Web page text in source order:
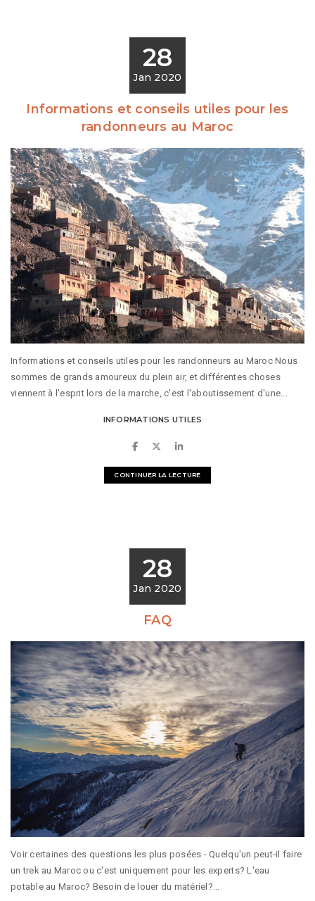
28
Jan 2020
Informations et conseils utiles pour les
randonneurs au Maroc
Informations et conseils utiles pour les randonneurs au Maroc Nous
sommes de grands amoureux du plein air, et différentes choses
viennent à l'esprit lors de la marche, c'est l'aboutissement d'une...
INFORMATIONS UTILES
CONTINUER LA LECTURE
28
Jan 2020
FAQ
Voir certaines des questions les plus posées - Quelqu'un peut-il faire
un trek au Maroc ou c'est uniquement pour les experts? L'eau
potable au Maroc? Besoin de louer du matériel?...